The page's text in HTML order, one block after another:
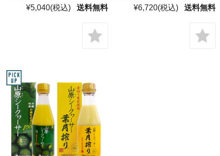
¥5,040(税込) 送料無料
¥6,720(税込) 送料無料